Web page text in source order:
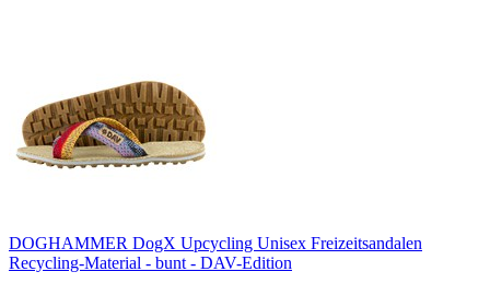
DOGHAMMER DogX Upcycling Unisex Freizeitsandalen
Recycling-Material - bunt - DAV-Edition